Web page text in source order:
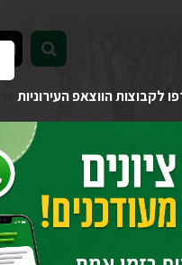
לקבוצות הווצאפ העירוניות
EN